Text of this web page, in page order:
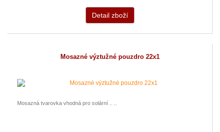
Detail zboží
Mosazné výztužné pouzdro 22x1
Mosazná tvarovka vhodná pro solární .. ..